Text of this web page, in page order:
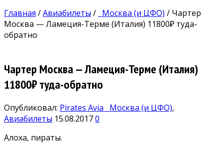
Главная /Авиабилеты / Москва (и ЦФО) / Чартер
Москва — Ламеция-Терме (Италия) 11800₽ туда-
обратно
Чартер Москва — Ламеция-Терме (Италия)
11800₽ туда-обратно
Опубликовал: Pirates Avia Москва (и ЦФО),
Авиабилеты 15.08.20170
Алоха, пираты.